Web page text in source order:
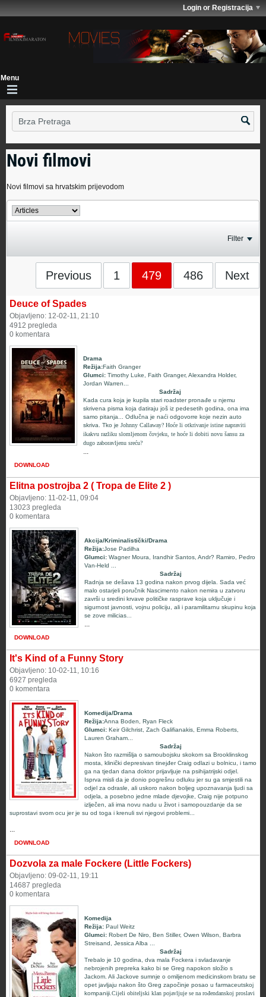
Login or Registracija
Novi filmovi
Novi filmovi sa hrvatskim prijevodom
Filter
Previous 1 479 486 Next
Deuce of Spades
Objavljeno: 12-02-11, 21:10
4912 pregleda
0 komentara
Drama
Režija:Faith Granger
Glumci: Timothy Luke Faith Granger, Alexandra Holder,
Jordan Warren
Sadržaj
Kada cura koja je kupila stari roadster pronađe u njemu
skrivena pisma koja datiraju još iz pedesetih godina, ona ima
samo pitanja... Odlučna je naći odgovorre koje nezin auto
skriva. Tko je Johnny Callaway? Hoće li otkrivanje istine napraviti
ikakvu razliku slomljenom čovjeku, te hoće li dobiti novu šansu za
dugo zaboravljenu sreću?
...
DOWNLOAD
Elitna postrojba 2 ( Tropa de Elite 2 )
Objavljeno: 11-02-11, 09:04
13023 pregleda
0 komentara
Akcija/Kriminalistički/Drama
Režija:Jose Padilha
Glumci: Wagner Moura Irandhir Santos Andr? Ramiro
Pedro
Van-Held
Sadržaj
Radnja se dešava 13 godina nakon prvog dijela. Sada već
malo ostarjeli poručnik Nascimento nakon nemira u zatvoru
završi u sredini krvave političke rasprave koja uključuje i
sigurnost javnosti, vojnu policiju, ali i paramilitarnu skupinu koja
se zove milicias
...
DOWNLOAD
It's Kind of a Funny Story
Objavljeno: 10-02-11, 10:16
6927 pregleda
0 komentara
Komedija/Drama
Režija:Anna Boden
Ryan Fleck
Glumci: Keir Gilchrist Zach Galifianakis Emma Roberts
Lauren Graham
Sadržaj
Nakon što razmišlja o samoubojsku skokom sa Brooklinskog
mosta, klinički depresivan tinejđerCraig odlazi u bolnicu, i tamo
ga na tjedan dana doktor prijavljuje na psihijatrijski odjel.
Isprva misli da je donio pogrešnu odluku jer su ga smjestili na
odjel za odrasle, ali uskoro nakon boljeg upoznavanja ljudi sa
odjela, a posebno jedne mlade djevojke, Craig nije potpuno
izlječen, ali ima novu nadu u život i samopouzdanje da se
suprostavi svom ocu jer je su od toga i krenuli svi njegovi problemi...
...
DOWNLOAD
Dozvola za male Fockere (Little Fockers)
Objavljeno: 09-02-11, 19:11
14687 pregleda
0 komentara
Komedija
Režija: Paul Weitz
Glumci: Robert De Niro, Ben Stiller, Owen Wilson, Barbra
Streisand, Jessica Alba
Sadržaj
Trebalo je 10 godina, dva mala Fockera i svladavanje
nebrojenih prepreka kako bi se Greg napokon složio s
Jackom. Ali Jackove sumnje o omiljenom medicinskom bratu se
opet javljaju nakon što Greg započinje posao u farmaceutskoj
kompaniji. Cijeli obiteljski klan pojavljuje se na rođendanskoj proslavi